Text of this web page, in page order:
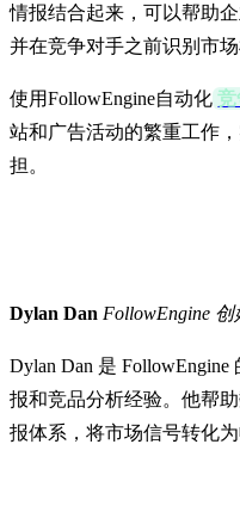
情报结合起来，可以帮助
并在竞争对手之前识别市场
使用FollowEngine自动化 竞
站和广告活动的繁重工作
担。
Dylan Dan FollowEngine
Dylan Dan 是
报和竞品分析经验。他帮
报体系，将市场信号转化为